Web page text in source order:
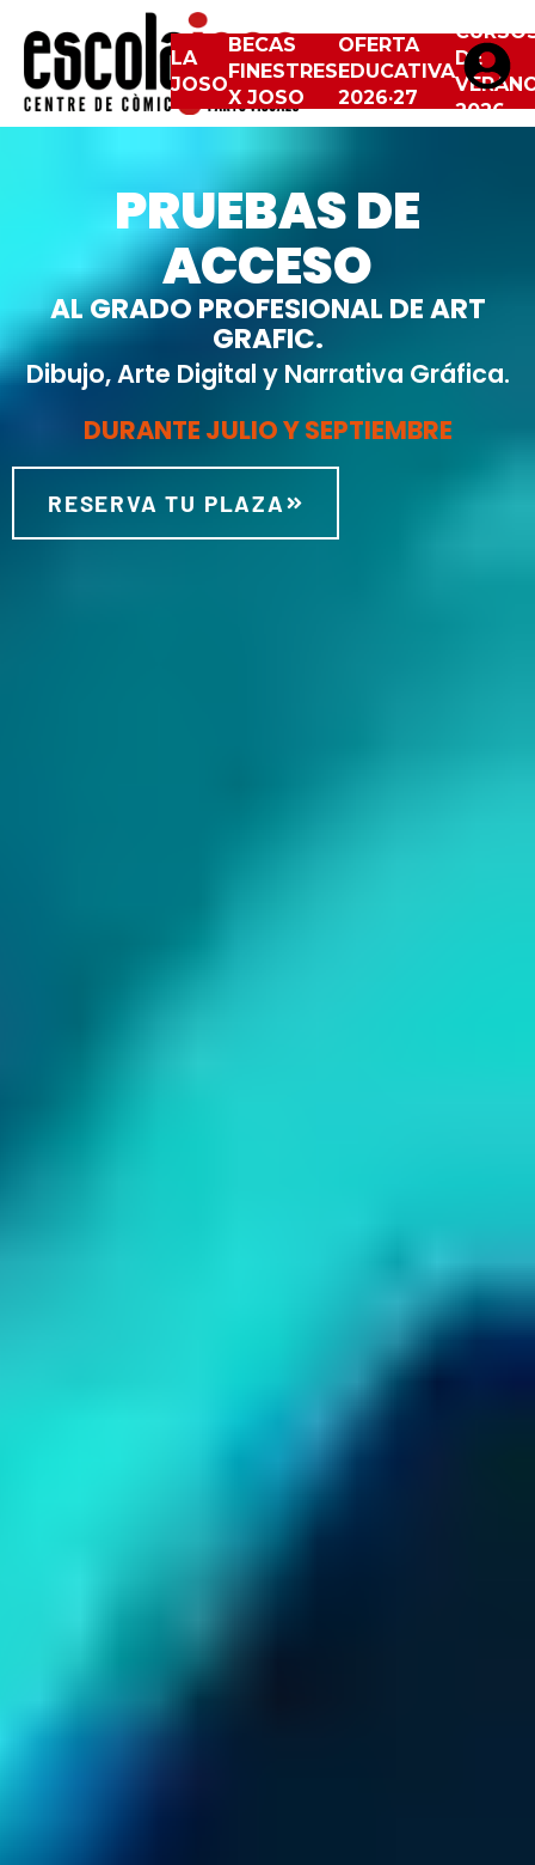
LA
JOSO
BECAS
FINESTRES
X JOSO
OFERTA
EDUCATIVA
2026·27
DE
2026
PRUEBAS DE
ACCESO
AL GRADO PROFESIONAL DE ART
GRAFIC.
Dibujo, Arte Digital y Narrativa Gráfica.
DURANTE JULIO Y SEPTIEMBRE
RESERVA TU PLAZA